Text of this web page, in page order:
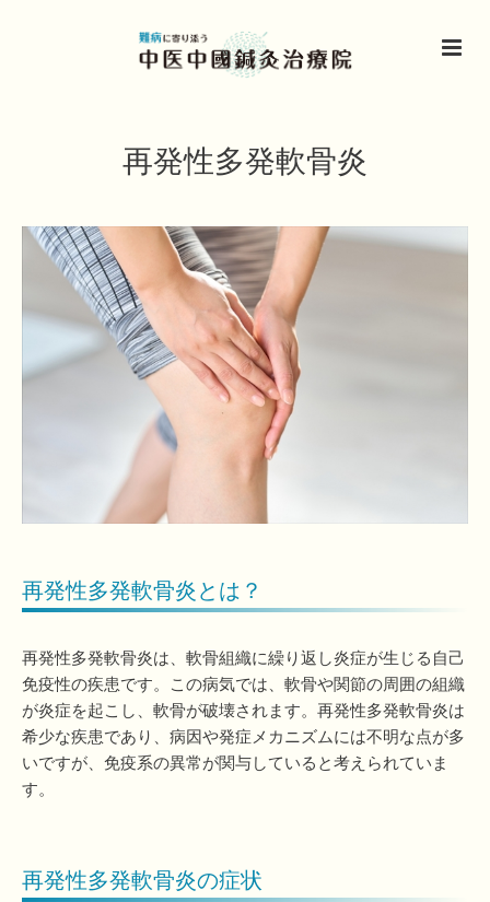
再発性多発軟骨炎
再発性多発軟骨炎とは？
再発性多発軟骨炎は、軟骨組織に繰り返し炎症が生じる自己
免疫性の疾患です。この病気では、軟骨や関節の周囲の組織
が炎症を起こし、軟骨が破壊されます。再発性多発軟骨炎は
希少な疾患であり、病因や発症メカニズムには不明な点が多
いですが、免疫系の異常が関与していると考えられていま
す。
再発性多発軟骨炎の症状